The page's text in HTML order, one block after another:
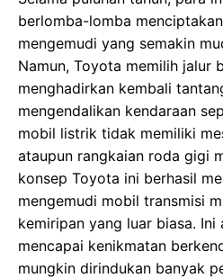
berlomba-lomba
mengemudi yang semakin
Namun, Toyota memilih jalur
menghadirkan kembali
mengendalikan kendaraan
mobil listrik tidak memiliki
ataupun rangkaian roda gigi
konsep Toyota ini berhasil
mengemudi mobil transmisi
kemiripan yang luar biasa. Ini
mencapai kenikmatan
mungkin dirindukan banyak